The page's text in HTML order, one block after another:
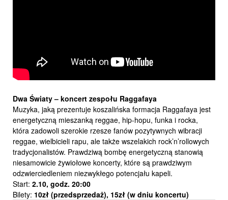
Dwa Światy – koncert zespołu Raggafaya
Muzyka, jaką prezentuje koszalińska formacja Raggafaya jest
energetyczną mieszanką reggae, hip-hopu, funka i rocka,
która zadowoli szerokie rzesze fanów pozytywnych wibracji
reggae, wielbicieli rapu, ale także wszelakich rock’n’rollowych
tradycjonalistów. Prawdziwą bombę energetyczną stanowią
niesamowicie żywiołowe koncerty, które są prawdziwym
odzwierciedleniem niezwykłego potencjału kapeli.
Start: 2.10, godz. 20:00
Bilety: 10zł (przedsprzedaż), 15zł (w dniu koncertu)